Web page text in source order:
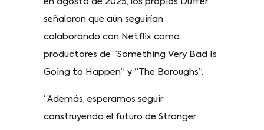
señalaron que aún seguirían
colaborando con Netflix como
productores de “Something Very Bad Is
Going to Happen” y “The Boroughs”.
“Además, esperamos seguir
construyendo el futuro de Stranger